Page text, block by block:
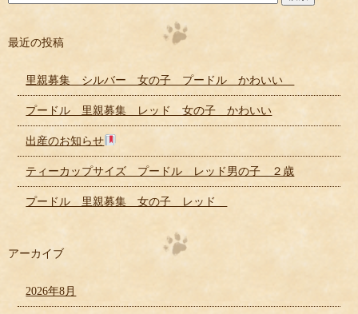
最近の投稿
里親募集 シルバー 女の子 プードル かわいい
プードル 里親募集 レッド 女の子 かわいい
出産のお知らせ
ティーカップサイズ プードル レッド男の子 ２歳
プードル 里親募集 女の子 レッド
アーカイブ
2026年8月